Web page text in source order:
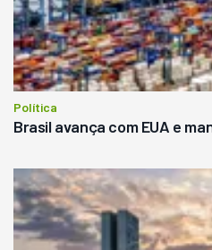
Política
Brasil avança com EUA e